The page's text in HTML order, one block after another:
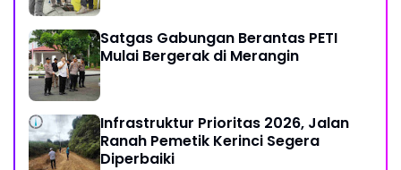
Satgas Gabungan Berantas PETI
Mulai Bergerak di Merangin
Infrastruktur Prioritas 2026, Jalan
Ranah Pemetik Kerinci Segera
Diperbaiki